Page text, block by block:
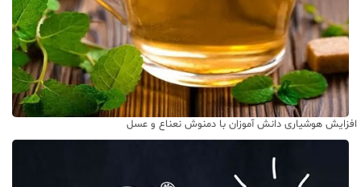
افزایش هوشیاری دانش آموزان با دمنوش نعناع و عسل